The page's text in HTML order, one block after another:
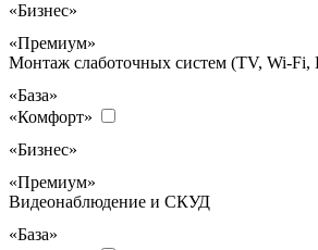
«Бизнес»
«Премиум»
Монтаж слаботочных систем (TV, Wi-Fi,
«База»
«Комфорт»
«Бизнес»
«Премиум»
Видеонаблюдение и СКУД
«База»